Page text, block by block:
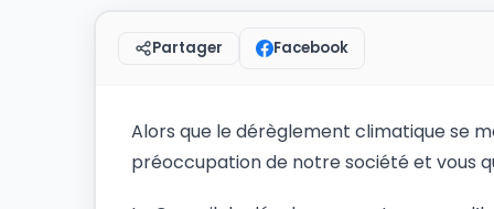
Partager Facebook
Alors que le dérèglement climatique se
préoccupation de notre société et vous